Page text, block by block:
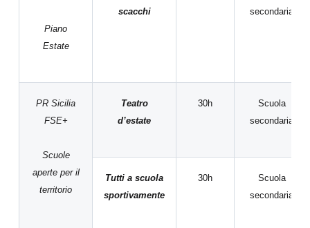
Piano
Estate
scacchi
secondaria
PR Sicilia
FSE+
Scuole
aperte per il
territorio
Teatro
d’estate
30h
Scuola
secondaria
Tutti a scuola
sportivamente
30h
Scuola
secondaria